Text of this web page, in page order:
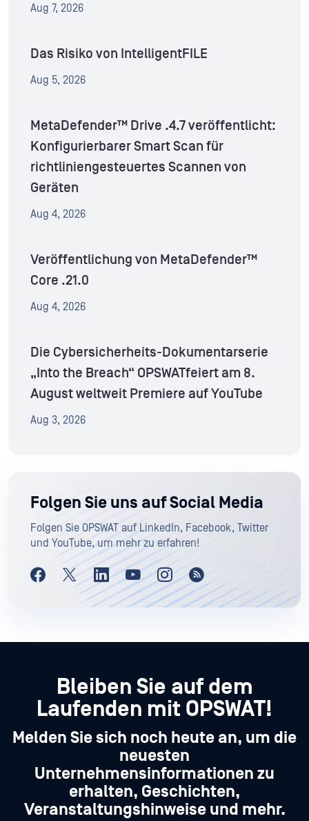
Aug 7, 2026
Das Risiko von IntelligentFILE
Aug 5, 2026
MetaDefender™ Drive .4.7 veröffentlicht:
Konfigurierbarer Smart Scan für
richtliniengesteuertes Scannen von
Geräten
Aug 4, 2026
Veröffentlichung von MetaDefender™
Core .21.0
Aug 4, 2026
Die Cybersicherheits-Dokumentarserie
„Into the Breach“ OPSWATfeiert am 8.
August weltweit Premiere auf YouTube
Aug 3, 2026
Folgen Sie uns auf Social Media
Folgen Sie OPSWAT auf LinkedIn, Facebook, Twitter
und YouTube, um mehr zu erfahren!
Bleiben Sie auf dem
Laufenden mit OPSWAT!
Melden Sie sich noch heute an, um die
neuesten
Unternehmensinformationen zu
erhalten, Geschichten,
Veranstaltungshinweise und mehr.